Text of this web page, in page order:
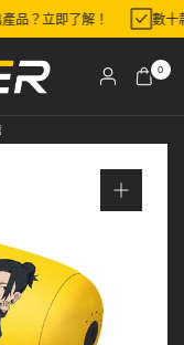
產品？立即了解！
0